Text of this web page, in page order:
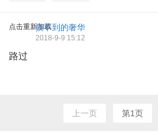
点击重新加载摸不到的奢华
2018-9-9 15:12
路过
上一页 第1页